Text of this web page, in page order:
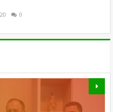
0
DAN
JALAN,